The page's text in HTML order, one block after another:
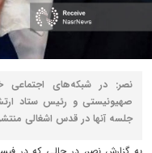
نصر: در شبکه‌های
صهیونیستی و رئیس ستاد
جلسه آنها در قدس اشغالی